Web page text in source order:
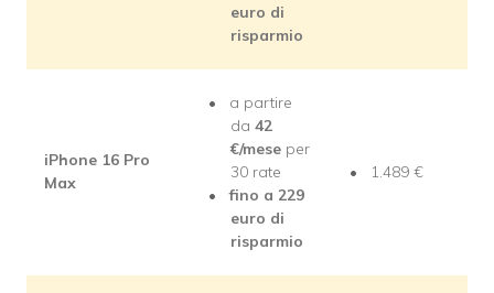
euro di
risparmio
iPhone 16 Pro
Max
a partire
da 42
€/mese per
30 rate
fino a 229
euro di
risparmio
1.489 €